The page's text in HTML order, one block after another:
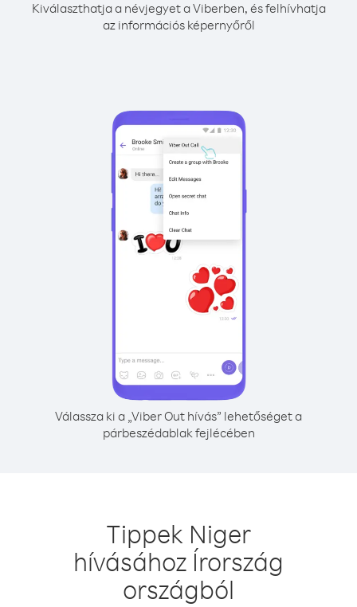
Kiválaszthatja a névjegyet a Viberben, és felhívhatja
az információs képernyőről
Válassza ki a „Viber Out hívás” lehetőséget a
párbeszédablak fejlécében
Tippek Niger
hívásához Írország
országból